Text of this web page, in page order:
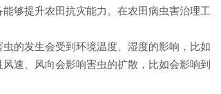
够提升农田抗灾能力。在农田病虫害治理工
的发生会受到环境温度、湿度的影响，比如
速、风向会影响害虫的扩散，比如会影响到